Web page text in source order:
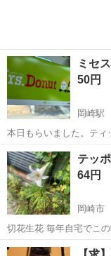
ミセ
50円
岡崎駅
本日もらいました。ティ
てる方がいるので、是非ジ
け切り取っています。 引渡し場所：岡崎市上地 Mrs. GREEN APPLE
ミセスグリ...
愛知 岡崎市 岡
テッ
64円
岡崎市
切花生花 毎年自宅でこの時期に
年花を咲かせます 植物
愛知 岡崎市 そ